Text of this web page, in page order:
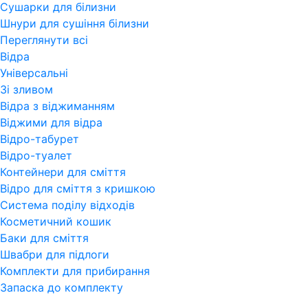
Сушарки для білизни
Шнури для сушіння білизни
Переглянути всi
Відра
Універсальні
Зі зливом
Відра з віджиманням
Віджими для відра
Відро-табурет
Відро-туалет
Контейнери для сміття
Відро для сміття з кришкою
Система поділу відходів
Косметичний кошик
Баки для сміття
Швабри для підлоги
Комплекти для прибирання
Запаска до комплекту